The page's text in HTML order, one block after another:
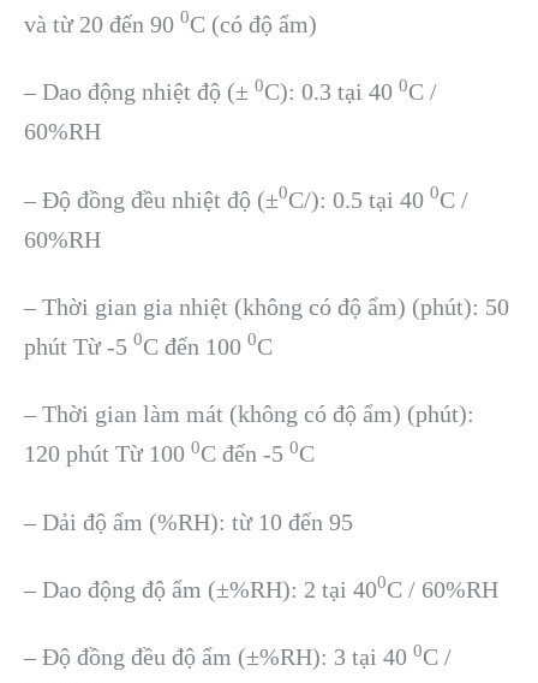
và từ 20 đến 90 0C (có độ ẩm)
– Dao động nhiệt độ (± 0C): 0.3 tại 40 0C /
60%RH
– Độ đồng đều nhiệt độ (±0C/): 0.5 tại 40 0C /
60%RH
– Thời gian gia nhiệt (không có độ ẩm) (phút): 50
phút Từ -5 0C đến 100 0C
– Thời gian làm mát (không có độ ẩm) (phút):
120 phút Từ 100 0C đến -5 0C
– Dải độ ẩm (%RH): từ 10 đến 95
– Dao động độ ẩm (±%RH): 2 tại 400C / 60%RH
– Độ đồng đều độ ẩm (±%RH): 3 tại 40 0C /